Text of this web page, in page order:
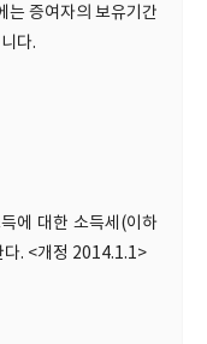
는 증여자의 보유기간
다.
에 대한 소득세(이하
. <개정 2014.1.1>